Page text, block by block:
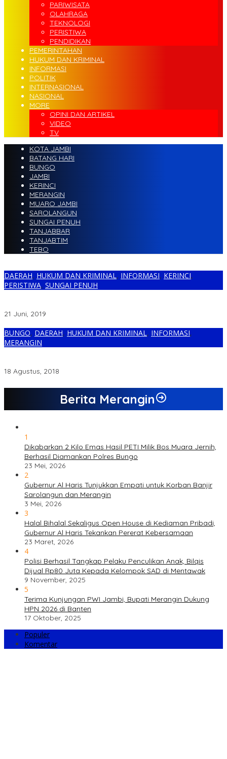
PARIWISATA
OLAHRAGA
TEKNOLOGI
PERISTIWA
PENDIDIKAN
PEMERINTAHAN
HUKUM DAN KRIMINAL
INFORMASI
POLITIK
INTERNASIONAL
NASIONAL
MORE
OPINI DAN ARTIKEL
VIDEO
TV
KOTA JAMBI
BATANG HARI
BUNGO
JAMBI
KERINCI
MERANGIN
MUARO JAMBI
SAROLANGUN
SUNGAI PENUH
TANJABBAR
TANJABTIM
TEBO
DAERAH, HUKUM DAN KRIMINAL, INFORMASI, KERINCI,
PERISTIWA, SUNGAI PENUH
21 Juni, 2019
BUNGO, DAERAH, HUKUM DAN KRIMINAL, INFORMASI,
MERANGIN
18 Agustus, 2018
Berita Merangin
1
Dikabarkan 2 Kilo Emas Hasil PETI Milik Bos Muara Jernih,
Berhasil Diamankan Polres Bungo
23 Mei, 2026
2
Gubernur Al Haris Tunjukkan Empati untuk Korban Banjir
Sarolangun dan Merangin
3 Mei, 2026
3
Halal Bihalal Sekaligus Open House di Kediaman Pribadi,
Gubernur Al Haris Tekankan Pererat Kebersamaan
23 Maret, 2026
4
Polisi Berhasil Tangkap Pelaku Penculikan Anak, Bilqis
Dijual Rp80 Juta Kepada Kelompok SAD di Mentawak
9 November, 2025
5
Terima Kunjungan PWI Jambi, Bupati Merangin Dukung
HPN 2026 di Banten
17 Oktober, 2025
Populer
Komentar